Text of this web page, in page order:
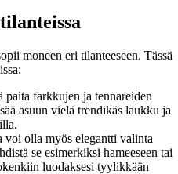
moneen eri tilanteeseen. Tässä
farkkujen ja tennareiden
asuun vielä trendikäs laukku ja
voi olla myös elegantti valinta
se esimerkiksi hameeseen tai
luodaksesi tyylikkään